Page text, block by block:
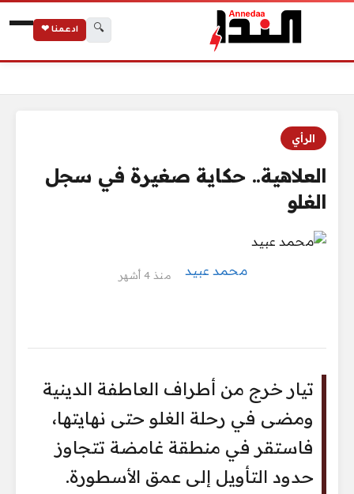
🔍 ادعمنا ❤
الرأي
العلاهية.. حكاية صغيرة في سجل
الغلو
محمد عبيد منذ 4 أشهر
تيار خرج من أطراف العاطفة الدينية
ومضى في رحلة الغلو حتى نهايتها،
فاستقر في منطقة غامضة تتجاوز
حدود التأويل إلى عمق الأسطورة.